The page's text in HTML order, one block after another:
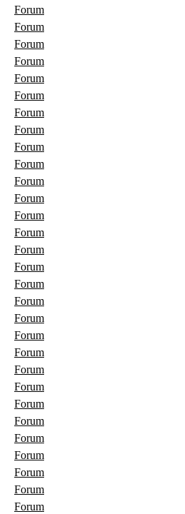
Forum
Forum
Forum
Forum
Forum
Forum
Forum
Forum
Forum
Forum
Forum
Forum
Forum
Forum
Forum
Forum
Forum
Forum
Forum
Forum
Forum
Forum
Forum
Forum
Forum
Forum
Forum
Forum
Forum
Forum